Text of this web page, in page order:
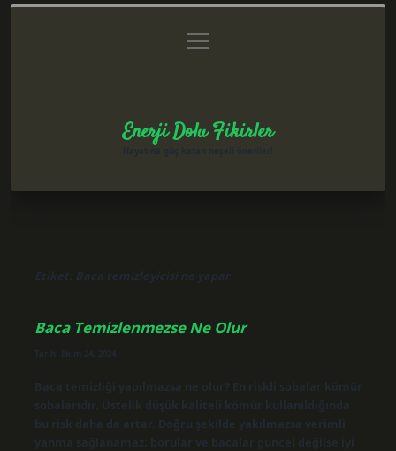
Gizlilik Politikası
menüyü
aç
Enerji Dolu Fikirler
Etiket: Baca temizleyicisi ne yapar
Baca Temizlenmezse Ne Olur
Tarih: Ekim 24, 2024
Baca temizliği yapılmazsa ne olur? En riskli sobalar kömür
sobalarıdır. Üstelik düşük kaliteli kömür kullanıldığında
bu risk daha da artar. Doğru şekilde yakılmazsa verimli
yanma sağlanamaz; borular ve bacalar güncel değilse iyi